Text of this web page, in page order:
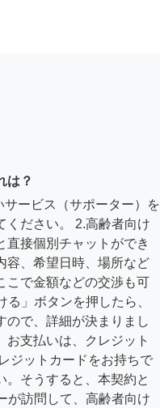
は？
ービス（サポーター）を
ください。 2.高齢者向け
直接個別チャットができ
容、希望日時、場所など
こで金額などの交渉も可
」ボタンを押したら、
ので、詳細が決まりまし
お支払いは、クレジット
ジットカードをお持ちで
。そうすると、本契約と
が訪問して、高齢者向け